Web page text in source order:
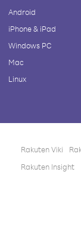
Android
iPhone & iPad
Windows PC
Mac
Linux
Rakuten Viki
Rakuten Insight